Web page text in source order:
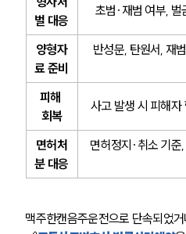
벌 대응
초범·재범 여부,
양형자
료 준비
반성문, 탄원서, 재
피해
회복
사고 발생 시 피해자
면허처
분 대응
면허정지·취소 기
맥주한캔음주운전으로 단속되었